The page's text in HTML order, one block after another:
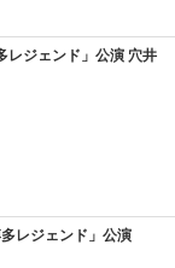
レジェンド」公演 穴井
レジェンド」公演